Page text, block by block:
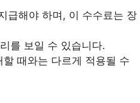
급해야 하며, 이 수수료는 장
를 보일 수 있습니다.
때와는 다르게 적용될 수